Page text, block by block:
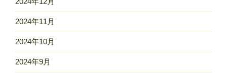
2024年11月
2024年10月
2024年9月